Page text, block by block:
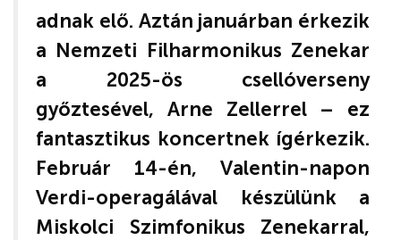
adnak elő. Aztán januárban érkezik
a Nemzeti Filharmonikus Zenekar
a 2025-ös csellóverseny
győztesével, Arne Zellerrel – ez
fantasztikus koncertnek ígérkezik.
Február 14-én, Valentin-napon
Verdi-operagálával készülünk a
Miskolci Szimfonikus Zenekarral,